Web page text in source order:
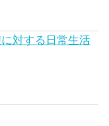
対する日常生活